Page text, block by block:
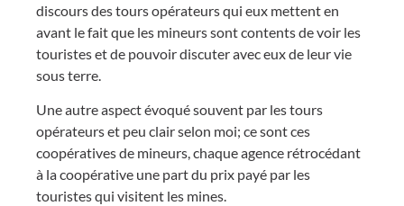
discours des tours opérateurs qui eux mettent en
avant le fait que les mineurs sont contents de voir les
touristes et de pouvoir discuter avec eux de leur vie
sous terre.
Une autre aspect évoqué souvent par les tours
opérateurs et peu clair selon moi; ce sont ces
coopératives de mineurs, chaque agence rétrocédant
à la coopérative une part du prix payé par les
touristes qui visitent les mines.